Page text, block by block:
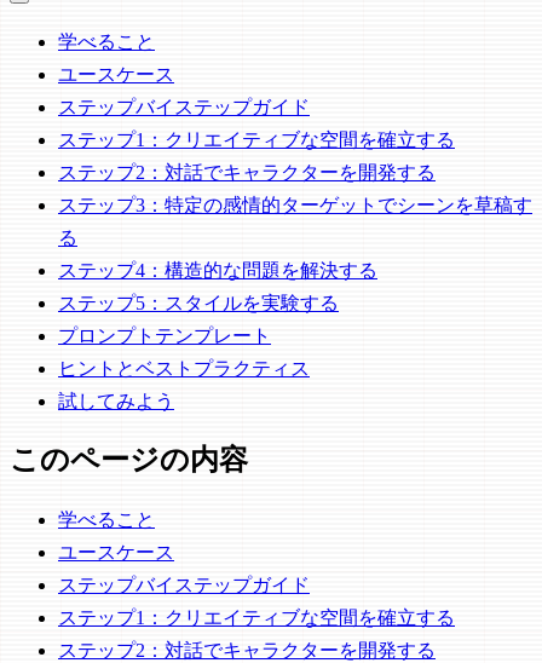
学べること
ユースケース
ステップバイステップガイド
ステップ1：クリエイティブな空間を確立する
ステップ2：対話でキャラクターを開発する
ステップ3：特定の感情的ターゲットでシーンを草稿す
る
ステップ4：構造的な問題を解決する
ステップ5：スタイルを実験する
プロンプトテンプレート
ヒントとベストプラクティス
試してみよう
このページの内容
学べること
ユースケース
ステップバイステップガイド
ステップ1：クリエイティブな空間を確立する
ステップ2：対話でキャラクターを開発する